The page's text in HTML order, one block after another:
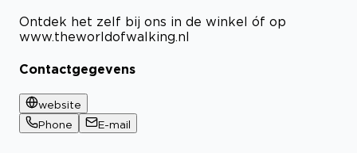
Ontdek het zelf bij ons in de winkel óf op
www.theworldofwalking.nl
Contactgegevens
website
Phone
E-mail